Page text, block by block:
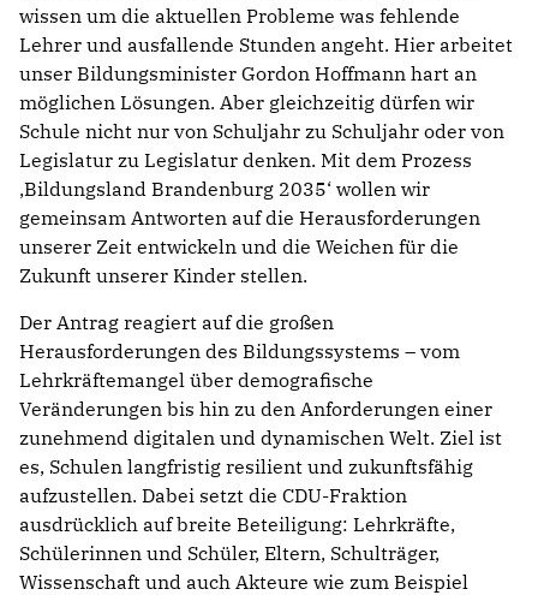
wissen um die aktuellen Probleme was fehlende
Lehrer und ausfallende Stunden angeht. Hier arbeitet
unser Bildungsminister Gordon Hoffmann hart an
möglichen Lösungen. Aber gleichzeitig dürfen wir
Schule nicht nur von Schuljahr zu Schuljahr oder von
Legislatur zu Legislatur denken. Mit dem Prozess
Bildungsland Brandenburg 2035‘ wollen wir
gemeinsam Antworten auf die Herausforderungen
unserer Zeit entwickeln und die Weichen für die
Zukunft unserer Kinder stellen.
Der Antrag reagiert auf die großen
Herausforderungen des Bildungssystems – vom
Lehrkräftemangel über demografische
Veränderungen bis hin zu den Anforderungen einer
zunehmend digitalen und dynamischen Welt. Ziel ist
es, Schulen langfristig resilient und zukunftsfähig
aufzustellen. Dabei setzt die CDU-Fraktion
ausdrücklich auf breite Beteiligung: Lehrkräfte,
Schülerinnen und Schüler, Eltern, Schulträger,
Wissenschaft und auch Akteure wie zum Beispiel